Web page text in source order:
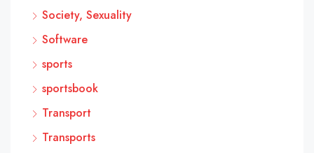
Society, Sexuality
Software
sports
sportsbook
Transport
Transports